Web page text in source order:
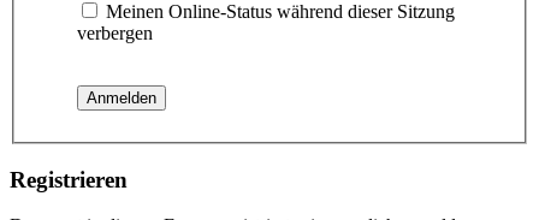
Meinen Online-Status während dieser Sitzung
verbergen
Registrieren